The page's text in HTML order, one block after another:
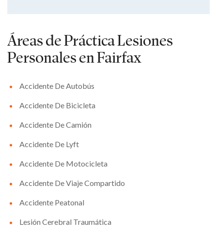
Áreas de PrácticaLesiones
Personales en Fairfax
Accidente De Autobús
Accidente De Bicicleta
Accidente De Camión
Accidente De Lyft
Accidente De Motocicleta
Accidente De Viaje Compartido
Accidente Peatonal
Lesión Cerebral Traumática